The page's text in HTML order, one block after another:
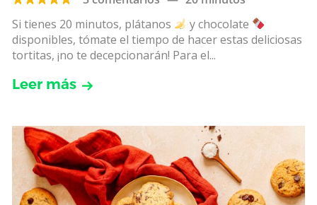
Si tienes 20 minutos, plátanos
y chocolate
disponibles, tómate el tiempo de hacer estas deliciosas
tortitas, ¡no te decepcionarán! Para el...
Leer más